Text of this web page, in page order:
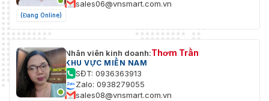
(Đang Online)
sales06@vnsmart.com.vn
Nhân viên kinh doanh:Thơm Trần
KHU VỰC MIỀN NAM
SĐT: 0936363913
Zalo: 0938279055
sales08@vnsmart.com.vn